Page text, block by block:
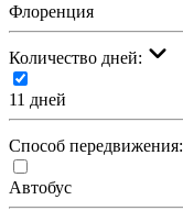
Флоренция
Количество дней:
11 дней
Cпособ передвижения:
Автобус